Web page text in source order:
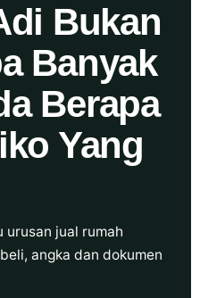
Bukan
Banyak
Berapa
Yang
urusan jual rumah
angka dan dokumen